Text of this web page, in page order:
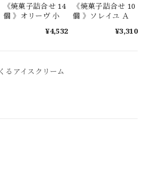
るアイスクリーム
《焼菓子詰合せ 14
個 》オリーヴ 小
¥4,532
《焼菓子詰合せ 10
個 》ソレイユ Ａ
¥3,310